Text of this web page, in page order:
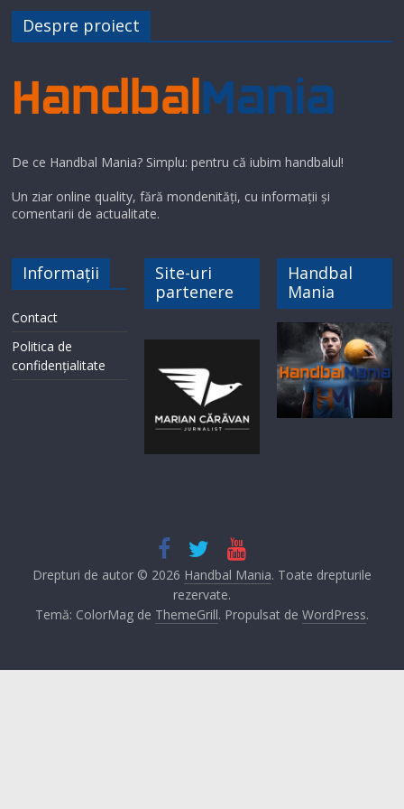
d
e
Despre proiect
De ce Handbal Mania? Simplu: pentru că iubim handbalul!
Un ziar online quality, fără mondenități, cu informații și
comentarii de actualitate.
Informații
Contact
Politica de
confidențialitate
Site-uri
partenere
Handbal
Mania
Drepturi de autor © 2026 Handbal Mania. Toate drepturile
rezervate.
Temă: ColorMag de ThemeGrill. Propulsat de WordPress.